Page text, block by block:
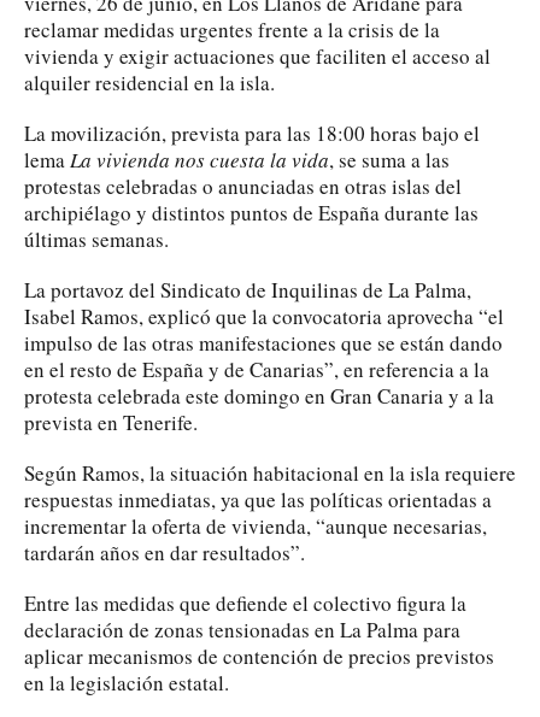
reclamar medidas urgentes frente a la crisis de la
vivienda y exigir actuaciones que faciliten el acceso al
alquiler residencial en la isla.
La movilización, prevista para las 18:00 horas bajo el
lema La vivienda nos cuesta la vida, se suma a las
protestas celebradas o anunciadas en otras islas del
archipiélago y distintos puntos de España durante las
últimas semanas.
La portavoz del Sindicato de Inquilinas de La Palma,
Isabel Ramos, explicó que la convocatoria aprovecha “el
impulso de las otras manifestaciones que se están dando
en el resto de España y de Canarias”, en referencia a la
protesta celebrada este domingo en Gran Canaria y a la
prevista en Tenerife.
Según Ramos, la situación habitacional en la isla requiere
respuestas inmediatas, ya que las políticas orientadas a
incrementar la oferta de vivienda, “aunque necesarias,
tardarán años en dar resultados”.
Entre las medidas que defiende el colectivo figura la
declaración de zonas tensionadas en La Palma para
aplicar mecanismos de contención de precios previstos
en la legislación estatal.